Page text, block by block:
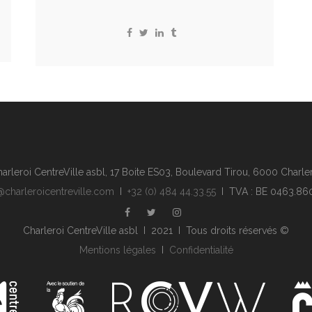
CentreVille asbl, 17 Boite ES03, Boulevard Tirou, 6000
+32 (0) 484 44.33.55 I TVA : BE
Charleroi CentreVille asbl I 2021 I Tous droits réservés ©
Mentions légales
Confidentialité